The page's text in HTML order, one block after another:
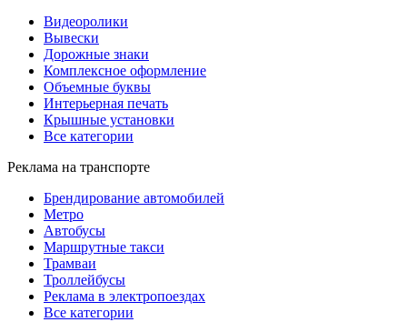
Видеоролики
Вывески
Дорожные знаки
Комплексное оформление
Объемные буквы
Интерьерная печать
Крышные установки
Все категории
Реклама на транспорте
Брендирование автомобилей
Метро
Автобусы
Маршрутные такси
Трамваи
Троллейбусы
Реклама в электропоездах
Все категории